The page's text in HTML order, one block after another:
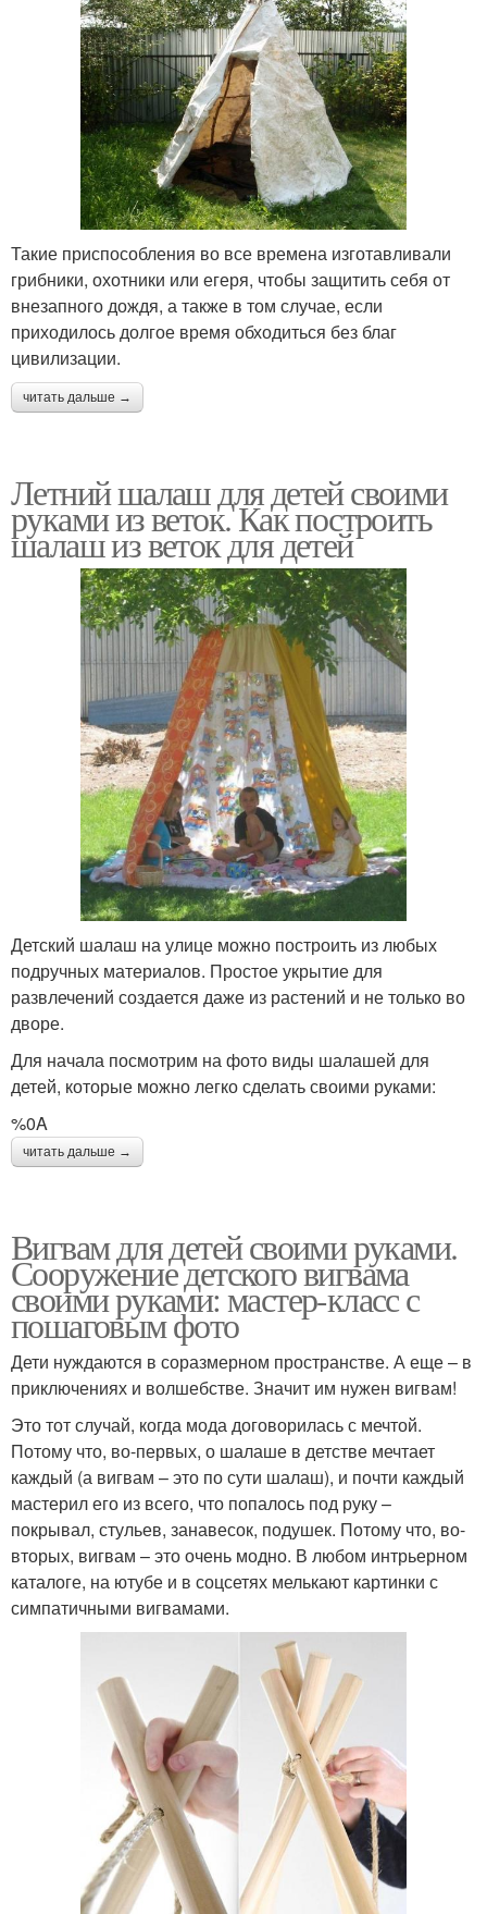
Такие приспособления во все времена изготавливали
грибники, охотники или егеря, чтобы защитить себя от
внезапного дождя, а также в том случае, если
приходилось долгое время обходиться без благ
цивилизации.
читать дальше →
Летний шалаш для детей своими
руками из веток. Как построить
шалаш из веток для детей
Детский шалаш на улице можно построить из любых
подручных материалов. Простое укрытие для
развлечений создается даже из растений и не только во
дворе.
Для начала посмотрим на фото виды шалашей для
детей, которые можно легко сделать своими руками:
%0A
читать дальше →
Вигвам для детей своими руками.
Сооружение детского вигвама
своими руками: мастер-класс с
пошаговым фото
Дети нуждаются в соразмерном пространстве. А еще – в
приключениях и волшебстве. Значит им нужен вигвам!
Это тот случай, когда мода договорилась с мечтой.
Потому что, во-первых, о шалаше в детстве мечтает
каждый (а вигвам – это по сути шалаш), и почти каждый
мастерил его из всего, что попалось под руку –
покрывал, стульев, занавесок, подушек. Потому что, во-
вторых, вигвам – это очень модно. В любом интрьерном
каталоге, на ютубе и в соцсетях мелькают картинки с
симпатичными вигвамами.